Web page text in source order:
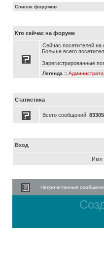
Список форумов
Кто сейчас на форуме
Сейчас посетителей
Больше всего
Зарегистрированные
Легенда ::
Статистика
Всего сообщений:
Вход
Имя
Непрочитанные